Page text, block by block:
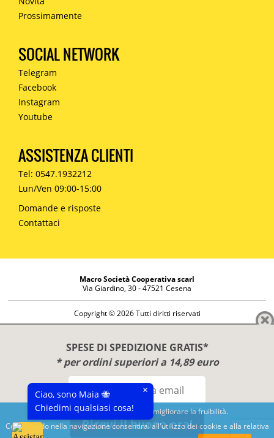
Questo sito utilizza cookies per migliorare la fruibilità.
Continuando nella navigazione consentirai all'utilizzo dei cookie e alla relativa
SPESE DI SPEDIZIONE GRATIS*
* per ordini superiori a 14,89 euro
Ricevi il buono ora!
Prossimamente
SOCIAL NETWORK
Telegram
Facebook
Instagram
Youtube
ASSISTENZA CLIENTI
Tel: 0547.1932212
Lun/Ven 09:00-15:00
Domande e risposte
Contattaci
Macro Società Cooperativa scarl
Via Giardino, 30 - 47521 Cesena
Copyright © 2026 Tutti diritti riservati
Diritto di reso
Disclaimer
Privacy Policy
Benessere e conoscenza dal 1987
Ciao, sono Maia 🐝
Chiedimi qualsiasi cosa!
×